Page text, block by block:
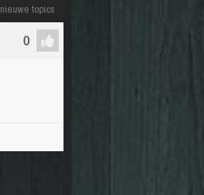
nieuwe topics